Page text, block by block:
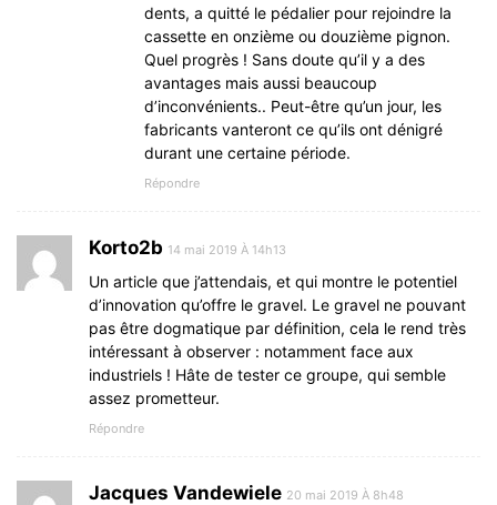
dents, a quitté le pédalier pour rejoindre la
cassette en onzième ou douzième pignon.
Quel progrès ! Sans doute qu’il y a des
avantages mais aussi beaucoup
d’inconvénients.. Peut-être qu’un jour, les
fabricants vanteront ce qu’ils ont dénigré
durant une certaine période.
Répondre
Korto2b 14 mai 2019 À 14h13
Un article que j’attendais, et qui montre le potentiel
d’innovation qu’offre le gravel. Le gravel ne pouvant
pas être dogmatique par définition, cela le rend très
intéressant à observer : notamment face aux
industriels ! Hâte de tester ce groupe, qui semble
assez prometteur.
Répondre
Jacques Vandewiele 20 mai 2019 À 8h48